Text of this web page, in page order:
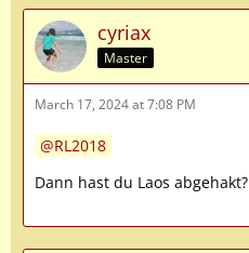
cyriax
Master
March 17, 2024 at 7:08 PM
RL2018
Dann hast du Laos abgehakt?